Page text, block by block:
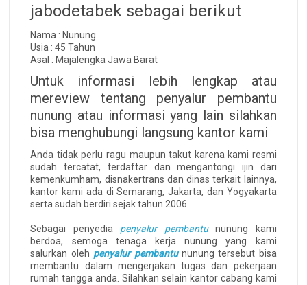
jabodetabek sebagai berikut
Nama : Nunung
Usia : 45 Tahun
Asal : Majalengka Jawa Barat
Untuk informasi lebih lengkap atau
mereview tentang penyalur pembantu
nunung atau informasi yang lain silahkan
bisa menghubungi langsung kantor kami
Anda tidak perlu ragu maupun takut karena kami resmi
sudah tercatat, terdaftar dan mengantongi ijin dari
kemenkumham, disnakertrans dan dinas terkait lainnya,
kantor kami ada di Semarang, Jakarta, dan Yogyakarta
serta sudah berdiri sejak tahun 2006
Sebagai penyedia penyalur pembantununung kami
berdoa, semoga tenaga kerja nunung yang kami
salurkan oleh penyalur pembantununung tersebut bisa
membantu dalam mengerjakan tugas dan pekerjaan
rumah tangga anda. Silahkan selain kantor cabang kami